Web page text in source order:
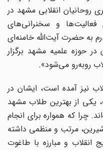
‌این ترتیب، هسته ۴نفری روحانیان انقلابی مشهد در
و سخنرانی‌های
به حضرت آیت‌الله خامنه‌ای
حوزه علمیه مشهد برگزار
رو‌به‌رو می‌شود».
نیز آمده است، ایشان در
یکی از بهترین طلاب مشهد
چرا که همواره برای انجام
مرتب و منظمی داشته
انقلاب و مبارزه با طاغوت